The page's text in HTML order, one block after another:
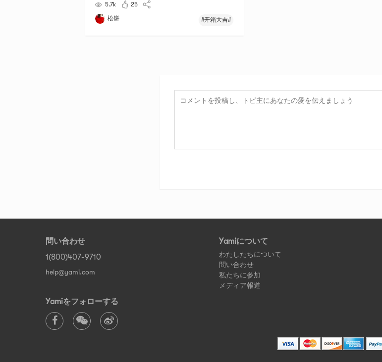
5.7k
25
松饼 #开箱大吉#
問い合わせ
1(800)407-9710
help@yami.com
Yamiをフォローする
Yamiについて
わたしたちについて
問い合わせ
私たちに参加
メディア報道